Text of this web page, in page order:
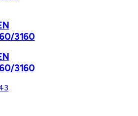
3160
3160